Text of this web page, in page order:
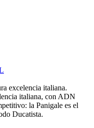
excelencia italiana.
italiana, con ADN
la Panigale es el
Ducatista.